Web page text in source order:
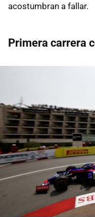
acostumbran a fallar.
Primera carrera